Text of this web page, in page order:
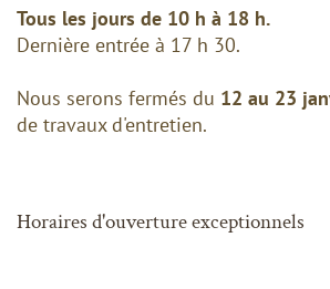
Tous les jours de 10 h à 18 h.
Dernière entrée à 17 h 30.
Nous serons fermés du 12 au 23
de travaux d'entretien.
Horaires d'ouverture exceptionnels